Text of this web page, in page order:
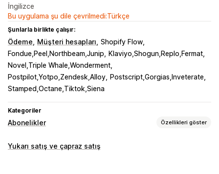
İngilizce
Bu uygulama şu dile çevrilmedi:Türkçe
Şunlarla birlikte çalışır:
Ödeme Müşteri hesapları Shopify Flow
Fondue,Peel,Northbeam,Junip
Klaviyo,Shogun,Replo,Fermat
Novel,Triple Whale,Wonderment
Postpilot,Yotpo,Zendesk,Alloy
Postscript,Gorgias,Inveterate
Stamped,Octane,Tiktok,Siena
Kategoriler
Abonelikler Özellikleri göster
Abonelik türleri
Yukarı satış ve çapraz satış